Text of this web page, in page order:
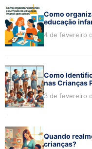
Como
educação
4 de fevereiro
Como
nas Crianças
3 de fevereiro
Quando
crianças?